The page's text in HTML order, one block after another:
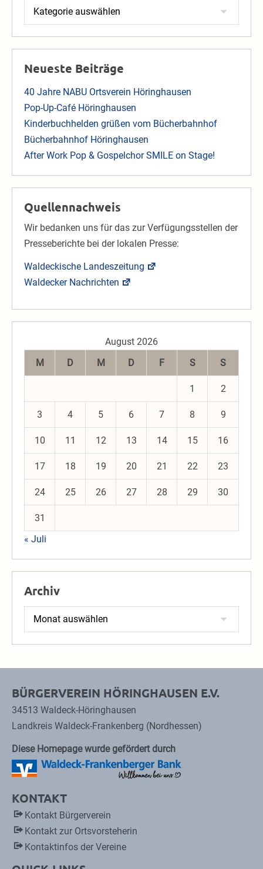
Kategorien
Neueste Beiträge
40 Jahre NABU Ortsverein Höringhausen
Pop-Up-Café Höringhausen
Kinderbuchhelden grüßen vom Bücherbahnhof
Bücherbahnhof Höringhausen
After Work Pop & Gospelchor SMILE on Stage!
Quellennachweis
Wir bedanken uns für das zur Verfügungsstellen der
Presseberichte bei der lokalen Presse:
Waldeckische Landeszeitung
Waldecker Nachrichten
August 2026
M
D M D F S S
1 2
3 4 5 6 7 8 9
10 11 12 13 14 15 16
17 18 19 20 21 22 23
24 25 26 27 28 29 30
31
« Juli
Archiv
Archiv
BÜRGERVEREIN HÖRINGHAUSEN E.V.
34513 Waldeck-Höringhausen
Landkreis Waldeck-Frankenberg (Nordhessen)
Diese Homepage wurde gefördert durch
KONTAKT
Kontakt Bürgerverein
Kontakt zur Ortsvorsteherin
Kontaktinfos der Vereine